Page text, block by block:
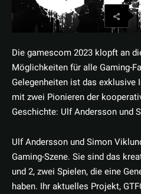
Die gamescom 2023 klopft an
Möglichkeiten für alle Gaming-
Gelegenheiten ist das exklusive
mit zwei Pionieren der
Geschichte: Ulf Andersson und
Ulf Andersson und Simon
Gaming-Szene. Sie sind das
und 2, zwei Spielen, die eine
haben. Ihr aktuelles Projekt,